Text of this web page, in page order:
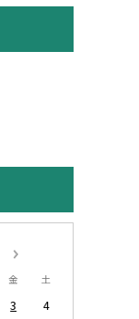
金 土
3
4